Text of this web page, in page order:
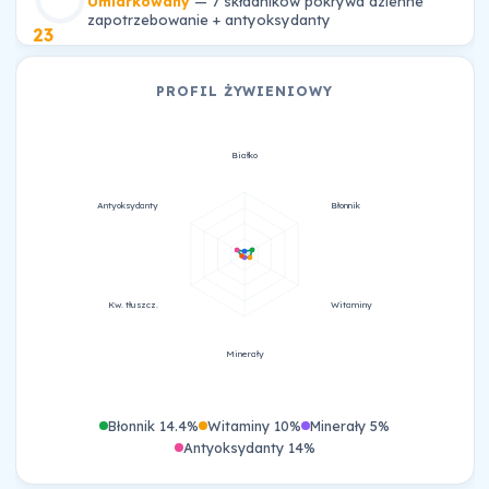
23
zapotrzebowanie + antyoksydanty
PROFIL ŻYWIENIOWY
Białko
Błonnik
Witaminy
Minerały
Kw. tłuszcz.
Antyoksydanty
Błonnik 14.4% Witaminy 10% Minerały 5%
Antyoksydanty 14%